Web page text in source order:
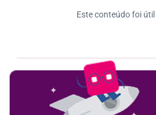
Este conteúdo foi útil